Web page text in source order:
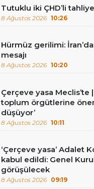
Tutuklu iki ÇHD’li
8 Ağustos 2026 10:26
Hürmüz gerilimi:
mesajı
8 Ağustos 2026 10:20
Çerçeve yasa Meclis’te |
toplum örgütlerine
düşüyor’
8 Ağustos 2026 10:11
‘Çerçeve yasa’ Adalet
kabul edildi: Genel
görüşülecek
8 Ağustos 2026 09:19